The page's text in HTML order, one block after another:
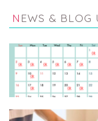
NEWS &